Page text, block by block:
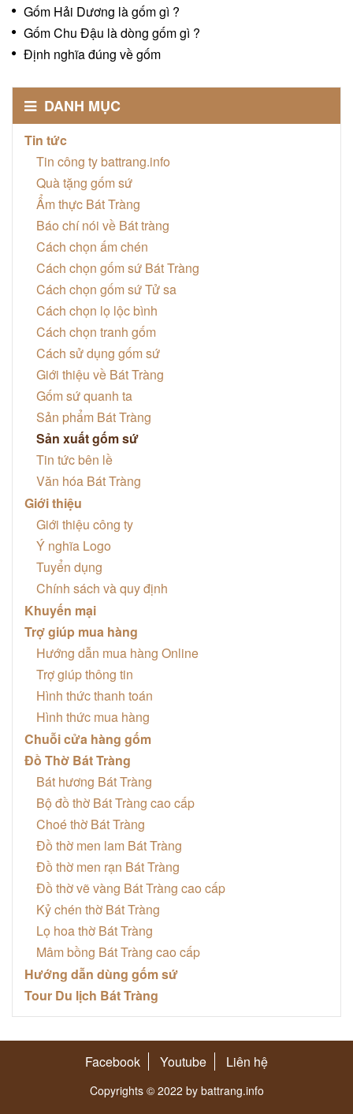
Gốm Hải Dương là gốm gì ?
Gốm Chu Đậu là dòng gốm gì ?
Định nghĩa đúng về gốm
DANH MỤC
Tin tức
Tin công ty battrang.info
Quà tặng gốm sứ
Ẩm thực Bát Tràng
Báo chí nói về Bát tràng
Cách chọn ấm chén
Cách chọn gốm sứ Bát Tràng
Cách chọn gốm sứ Tử sa
Cách chọn lọ lộc bình
Cách chọn tranh gốm
Cách sử dụng gốm sứ
Giới thiệu về Bát Tràng
Gốm sứ quanh ta
Sản phẩm Bát Tràng
Sản xuất gốm sứ
Tin tức bên lề
Văn hóa Bát Tràng
Giới thiệu
Giới thiệu công ty
Ý nghĩa Logo
Tuyển dụng
Chính sách và quy định
Khuyến mại
Trợ giúp mua hàng
Hướng dẫn mua hàng Online
Trợ giúp thông tin
Hình thức thanh toán
Hình thức mua hàng
Chuỗi cửa hàng gốm
Đồ Thờ Bát Tràng
Bát hương Bát Tràng
Bộ đồ thờ Bát Tràng cao cấp
Choé thờ Bát Tràng
Đồ thờ men lam Bát Tràng
Đồ thờ men rạn Bát Tràng
Đồ thờ vẽ vàng Bát Tràng cao cấp
Kỷ chén thờ Bát Tràng
Lọ hoa thờ Bát Tràng
Mâm bồng Bát Tràng cao cấp
Hướng dẫn dùng gốm sứ
Tour Du lịch Bát Tràng
Facebook Youtube Liên hệ
Copyrights © 2022 by battrang.info